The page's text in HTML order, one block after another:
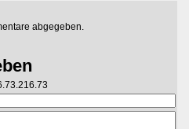
abgegeben.